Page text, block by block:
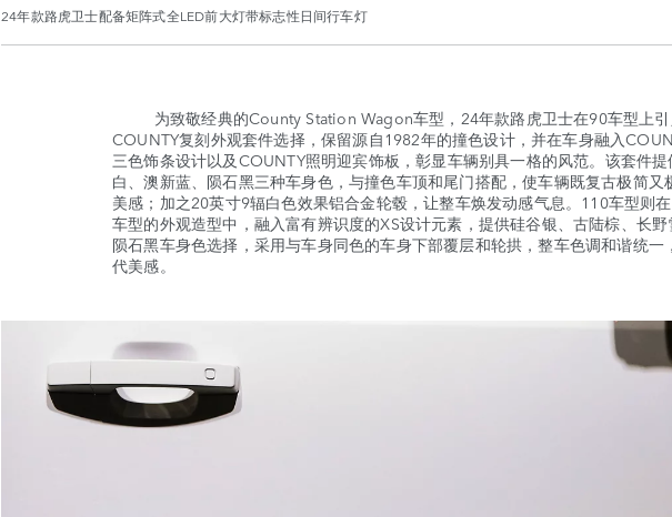
24年款路虎卫士配备矩阵式全LED前大灯带标志性日间行车灯
为致敬经典的County Station Wagon车型，24年款路虎卫士在90车型上
COUNTY复刻外观套件选择，保留源自1982年的撞色设计，并在车身融入
三色饰条设计以及COUNTY照明迎宾饰板，彰显车辆别具一格的风范。该套件
白、澳新蓝、陨石黑三种车身色，与撞色车顶和尾门搭配，使车辆既复古极简又
美感；加之20英寸9辐白色效果铝合金轮毂，让整车焕发动感气息。110车型则
车型的外观造型中，融入富有辨识度的XS设计元素，提供硅谷银、古陆棕、长
陨石黑车身色选择，采用与车身同色的车身下部覆层和轮拱，整车色调和谐统一
代美感。